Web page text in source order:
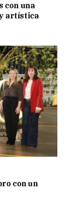
con una
artística
con un